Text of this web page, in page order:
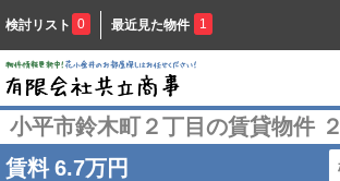
検討リスト 0 最近見た物件 1
小平市鈴木町２丁目の賃貸物件
賃料 6.7万円